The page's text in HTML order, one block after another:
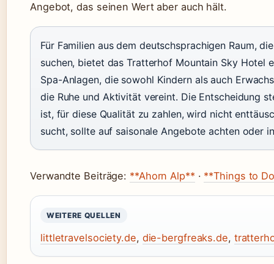
Angebot, das seinen Wert aber auch hält.
Für Familien aus dem deutschsprachigen Raum,
suchen, bietet das Tratterhof Mountain Sky Hotel
Spa-Anlagen, die sowohl Kindern als auch
die Ruhe und Aktivität vereint. Die Entscheidung
ist, für diese Qualität zu zahlen, wird nicht
sucht, sollte auf saisonale Angebote achten oder
Verwandte Beiträge: **Ahorn Alp** · **Things to
WEITERE QUELLEN
littletravelsociety.de, die-bergfreaks.de,